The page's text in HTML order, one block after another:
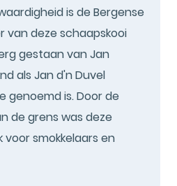
is de Bergense
van deze schaapskooi
gestaan van Jan
als Jan d'n Duvel
genoemd is. Door de
de grens was deze
voor smokkelaars en